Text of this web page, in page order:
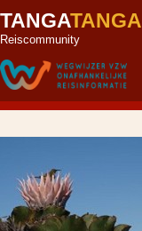
TANGATANGA
Reiscommunity